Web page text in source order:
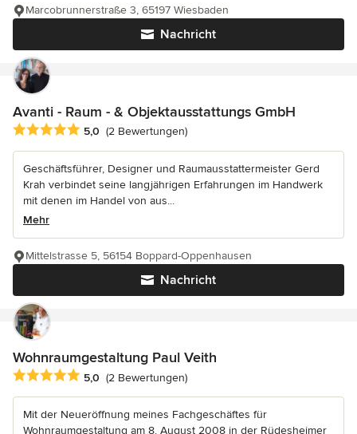
Nachricht
Marcobrunnerstraße 3, 65197 Wiesbaden
Avanti - Raum - & Objektausstattungs GmbH
Durchschnittliche Bewertung: 5 von 5 Sternen
5,0 (2 Bewertungen)
Geschäftsführer, Designer und Raumausstattermeister Gerd
Krah verbindet seine langjährigen Erfahrungen im Handwerk
mit denen im Handel von aus...
Mehr
Nachricht
Mittelstrasse 5, 56154 Boppard-Oppenhausen
Wohnraumgestaltung Paul Veith
Durchschnittliche Bewertung: 5 von 5 Sternen
5,0 (2 Bewertungen)
Mit der Neueröffnung meines Fachgeschäftes für
Wohnraumgestaltung am 8. August 2008 in der Rüdesheimer